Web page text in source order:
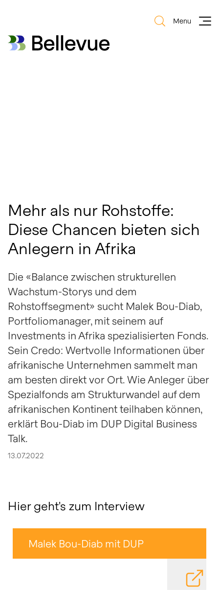
Bellevue Group AG
Menu
Mehr als nur Rohstoffe:
Diese Chancen bieten sich
Anlegern in Afrika
Die «Balance zwischen strukturellen
Wachstum-Storys und dem
Rohstoffsegment» sucht Malek Bou-Diab,
Portfoliomanager, mit seinem auf
Investments in Afrika spezialisierten Fonds.
Sein Credo: Wertvolle Informationen über
afrikanische Unternehmen sammelt man
am besten direkt vor Ort. Wie Anleger über
Spezialfonds am Strukturwandel auf dem
afrikanischen Kontinent teilhaben können,
erklärt Bou-Diab im DUP Digital Business
Talk.
13.07.2022
Hier geht's zum Interview
Malek Bou-Diab mit DUP
DATEI